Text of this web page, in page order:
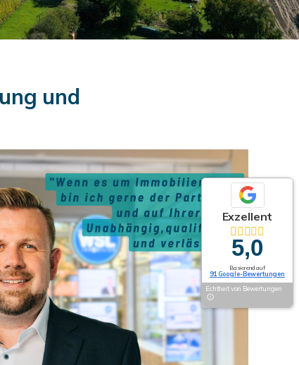
und
Exzellent
5,0
Basierend auf
91 Google-Bewertungen
Echtheit von Bewertungen